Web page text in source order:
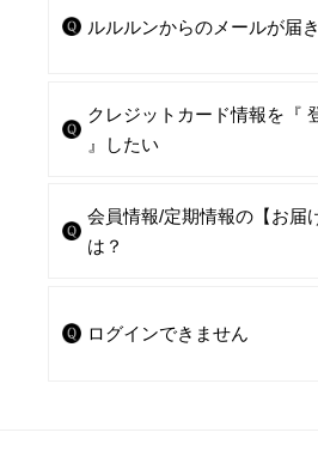
ルルルンからのメールが届
クレジットカード情報を『
』したい
会員情報/定期情報の【お届
は？
ログインできません